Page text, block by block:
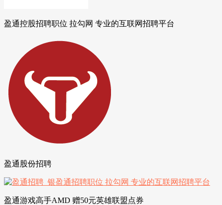
盈通控股招聘职位 拉勾网 专业的互联网招聘平台
盈通股份招聘
盈通游戏高手AMD 赠50元英雄联盟点券